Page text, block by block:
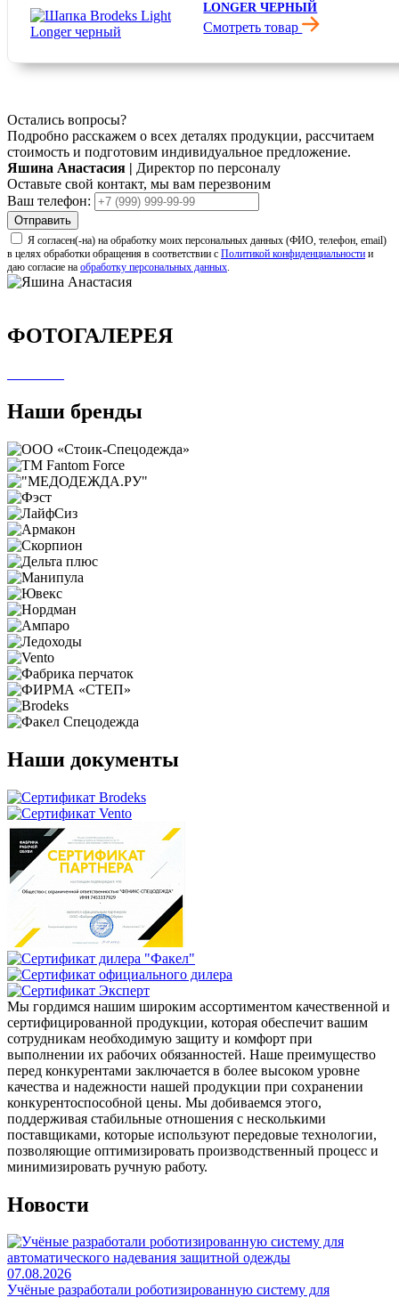
LONGER ЧЕРНЫЙ
Смотреть товар
Остались вопросы?
Подробно расскажем о всех деталях продукции, рассчитаем
стоимость и подготовим индивидуальное предложение.
Яшина Анастасия | Директор по персоналу
Оставьте свой контакт, мы вам перезвоним
Ваш телефон:
Отправить
Я согласен(-на) на обработку моих персональных данных (ФИО, телефон, email)
в целях обработки обращения в соответствии с Политикой конфиденциальности и
даю согласие на обработку персональных данных.
ФОТОГАЛЕРЕЯ
Наши бренды
Наши документы
Мы гордимся нашим широким ассортиментом качественной и
сертифицированной продукции, которая обеспечит вашим
сотрудникам необходимую защиту и комфорт при
выполнении их рабочих обязанностей. Наше преимущество
перед конкурентами заключается в более высоком уровне
качества и надежности нашей продукции при сохранении
конкурентоспособной цены. Мы добиваемся этого,
поддерживая стабильные отношения с несколькими
поставщиками, которые используют передовые технологии,
позволяющие оптимизировать производственный процесс и
минимизировать ручную работу.
Новости
07.08.2026
Учёные разработали роботизированную систему для